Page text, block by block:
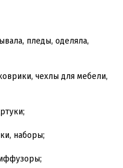
пледы, оделяла,
чехлы для мебели,
наборы;